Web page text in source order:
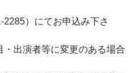
）にてお申込み下さ
出演者等に変更のある場合